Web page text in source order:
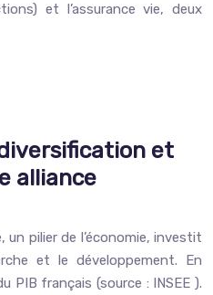
et l’assurance vie, deux
et
alliance
un pilier de l’économie, investit
et le développement. En
PIB français (source : INSEE ).